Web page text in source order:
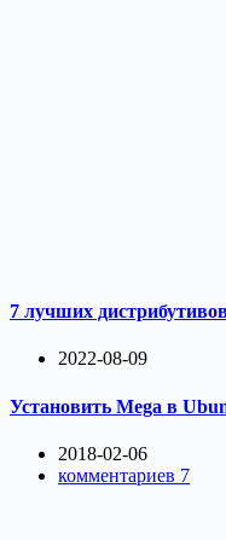
7 лучших
2022-08-09
Установить Mega в
2018-02-06
комментариев 7